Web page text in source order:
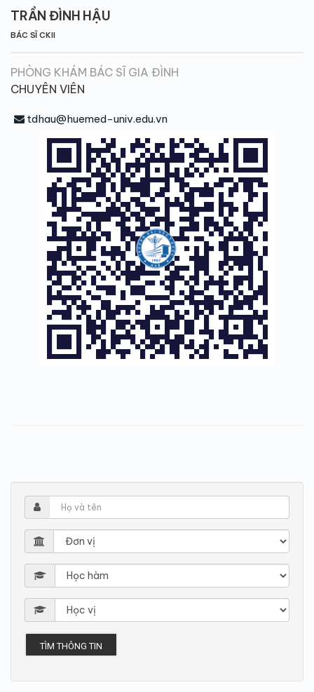
TRẦN ĐÌNH HẬU
BÁC SĨ CKII
PHÒNG KHÁM BÁC SĨ GIA ĐÌNH
CHUYÊN VIÊN
tdhau@huemed-univ.edu.vn
TÌM THÔNG TIN